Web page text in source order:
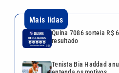
Mais lidas
Quina 7086 sorteia R$
resultado
Tenista Bia Haddad